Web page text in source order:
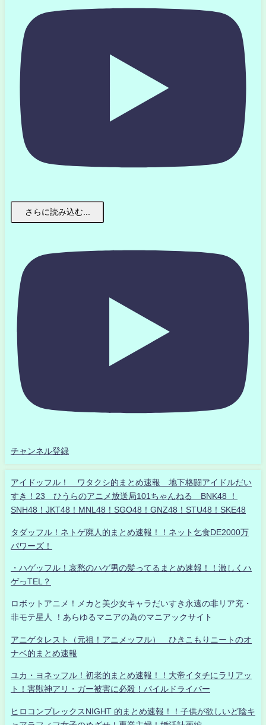
さらに読み込む...
チャンネル登録
アイドッフル！ ワタクシ的まとめ速報 地下格闘アイドルだい
すき！23 ひうらのアニメ放送局101ちゃんねる BNK48 ！
SNH48！JKT48！MNL48！SGO48！GNZ48！STU48！SKE48
タダッフル！ネトゲ廃人的まとめ速報！！ネット乞食DE2000万
パワーズ！
・ハゲッフル！哀愁のハゲ男の髪ってるまとめ速報！！激しくハ
ゲっTEL？
ロボットアニメ！メカと美少女キャラだいすき永遠の非リア充・
非モテ星人 ！あらゆるマニアの為のマニアックサイト
アニゲタレスト（元祖！アニメッフル） ひきこもりニートのオ
ナベ的まとめ速報
ユカ・ヨネッフル！初老的まとめ速報！！大帝イタチにラリアッ
ト！害獣神アリ・ガー被害に必殺！パイルドライバー
ヒロコンプレックスNIGHT 的まとめ速報！！子供が欲しいど陰キ